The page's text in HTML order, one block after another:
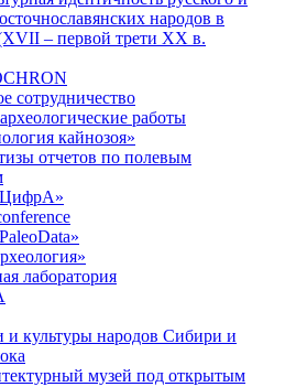
народов в
– первой трети ХХ в.
сотрудничество
работы
кайнозоя»
отчетов по полевым
лаборатория
и культуры народов Сибири и
музей под открытым